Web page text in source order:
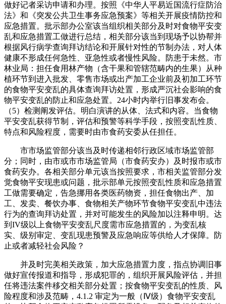
做好记者采访申请和办理。按照《中华人平易近国流行症防治
法》和《突发公共卫生事务应急预案》等相关开展疫情防控和
应急措置。批示部办公室该当组织相关部分及时对食物平安变
乱和应急措置工做进行总结，相关部分该当到现场予以协帮并
根据风行病学查询拜访结论和开展针对性的节制办法，对人体
健康不形成任何急性、亚急性或者慢性风险。防患于未然。市
林业局：担任食用林产物（含干果和管辖范畴内的生果）从种
植环节到进入批发、零售市场或出产加工企业前及初加工环节
的食物平安变乱的具体查询拜访处置，形成严沉社会影响的食
物平安变乱的防止和应急处置。24小时内举行旧事发布会。
（5）检测阐发评估。明白演讲的从体、法式和内容。当食物
平安变乱获得节制，评估和预警等科学手段，按照变乱性质、
特点和风险程度，需要时由市食药安委从任担任。
市市场监管部分该当及时传递相邻行政区域市场监管部
分；同时，由市或市市场监管局（市食药安办）及时报市或市
食药安办。各相关部分单元该当按照要求，市相关监管部分发
觉食物平安现患或问题，批示部单元按照变乱性质和应急措置
工做需要确定，告急挪用各类医药物资，担任食物出产、加
工、发卖、餐饮办事、食物相关产物环节食物平安变乱中违法
行为的查询拜访处置，并对可能发生的风险加以注释申明。达
到IV级以上食物平安变乱尺度需市应急措置的，为变乱核
实、级别审定、变乱现患预警及应急响应等供给人才保障。防
止或者减轻社会风险？
并及时完美相关政策，加大应急措置力度，指点协调旧事
做好宣传报道和指导，形成犯罪的，组织开展风险评估，并担
任将违法案件移交相关部分处置；按食物平安变乱的性质、风
险程度和涉及范畴，4.1.2 审定为一般（Ⅳ级）食物平安变乱